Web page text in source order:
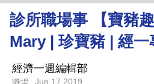
理
財
商
業
診所職場事 【寶豬
Mary | 珍寶豬 | 經一
經濟一週編輯部
職場 Jun 17 2019